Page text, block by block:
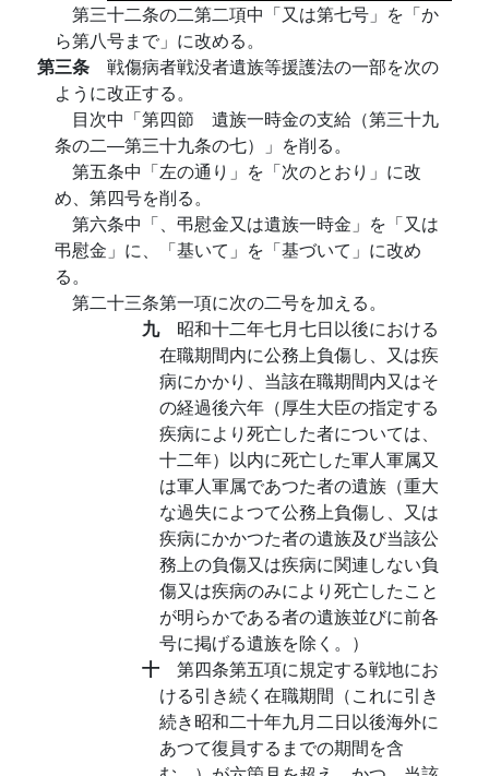
第三十二条の二第二項中「又は第七号」を「か
ら第八号まで」に改める。
第三条 戦傷病者戦没者遺族等援護法の一部を次の
ように改正する。
目次中「第四節 遺族一時金の支給（第三十九
条の二―第三十九条の七）」を削る。
第五条中「左の通り」を「次のとおり」に改
め、第四号を削る。
第六条中「、弔慰金又は遺族一時金」を「又は
弔慰金」に、「基いて」を「基づいて」に改め
る。
第二十三条第一項に次の二号を加える。
九 昭和十二年七月七日以後における
在職期間内に公務上負傷し、又は疾
病にかかり、当該在職期間内又はそ
の経過後六年（厚生大臣の指定する
疾病により死亡した者については、
十二年）以内に死亡した軍人軍属又
は軍人軍属であつた者の遺族（重大
な過失によつて公務上負傷し、又は
疾病にかかつた者の遺族及び当該公
務上の負傷又は疾病に関連しない負
傷又は疾病のみにより死亡したこと
が明らかである者の遺族並びに前各
号に掲げる遺族を除く。）
十 第四条第五項に規定する戦地にお
ける引き続く在職期間（これに引き
続き昭和二十年九月二日以後海外に
あつて復員するまでの期間を含